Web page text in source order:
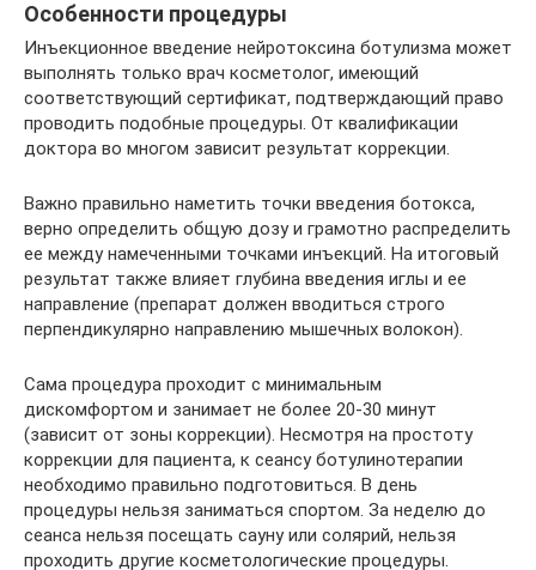
Особенности процедуры
Инъекционное введение нейротоксина ботулизма может
выполнять только врач косметолог, имеющий
соответствующий сертификат, подтверждающий право
проводить подобные процедуры. От квалификации
доктора во многом зависит результат коррекции.
Важно правильно наметить точки введения ботокса,
верно определить общую дозу и грамотно распределить
ее между намеченными точками инъекций. На итоговый
результат также влияет глубина введения иглы и ее
направление (препарат должен вводиться строго
перпендикулярно направлению мышечных волокон).
Сама процедура проходит с минимальным
дискомфортом и занимает не более 20-30 минут
(зависит от зоны коррекции). Несмотря на простоту
коррекции для пациента, к сеансу ботулинотерапии
необходимо правильно подготовиться. В день
процедуры нельзя заниматься спортом. За неделю до
сеанса нельзя посещать сауну или солярий, нельзя
проходить другие косметологические процедуры.